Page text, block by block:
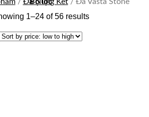
1–24 of 56 results